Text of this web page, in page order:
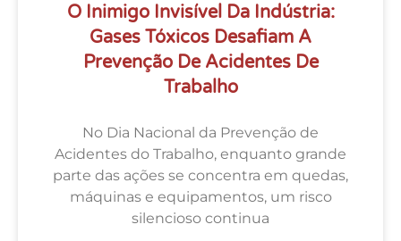
O Inimigo Invisível Da Indústria:
Gases Tóxicos Desafiam A
Prevenção De Acidentes De
Trabalho
No Dia Nacional da Prevenção de
Acidentes do Trabalho, enquanto grande
parte das ações se concentra em quedas,
máquinas e equipamentos, um risco
silencioso continua